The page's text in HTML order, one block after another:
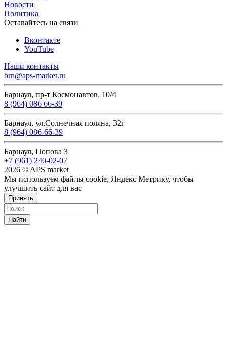
Новости
Политика
Оставайтесь на связи
Вконтакте
YouTube
Наши контакты
brn@aps-market.ru
Барнаул, пр-т Космонавтов, 10/4
8 (964) 086 66-39
Барнаул, ул.Солнечная поляна, 32г
8 (964) 086-66-39
Барнаул, Попова 3
+7 (961) 240-02-07
2026 © APS market
Мы используем файлы cookie, Яндекс Метрику, чтобы
улучшить сайт для вас
Принять
Найти